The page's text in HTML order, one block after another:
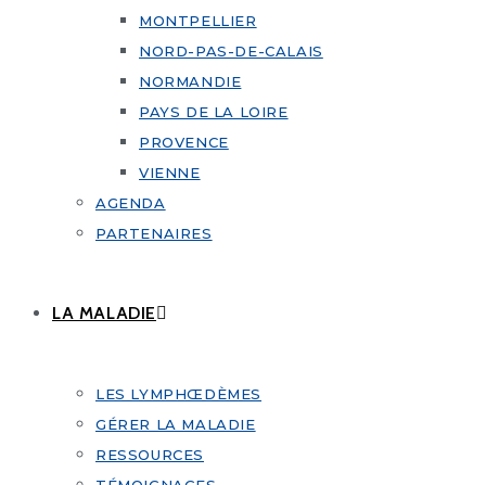
MONTPELLIER
NORD-PAS-DE-CALAIS
NORMANDIE
PAYS DE LA LOIRE
PROVENCE
VIENNE
AGENDA
PARTENAIRES
LA MALADIE
LES LYMPHŒDÈMES
GÉRER LA MALADIE
RESSOURCES